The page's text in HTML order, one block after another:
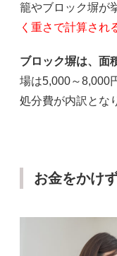
籠やブロック塀が
く重さで計算され
ブロック塀は、面
場は5,000～8,000
処分費が内訳とな
お金をかけ